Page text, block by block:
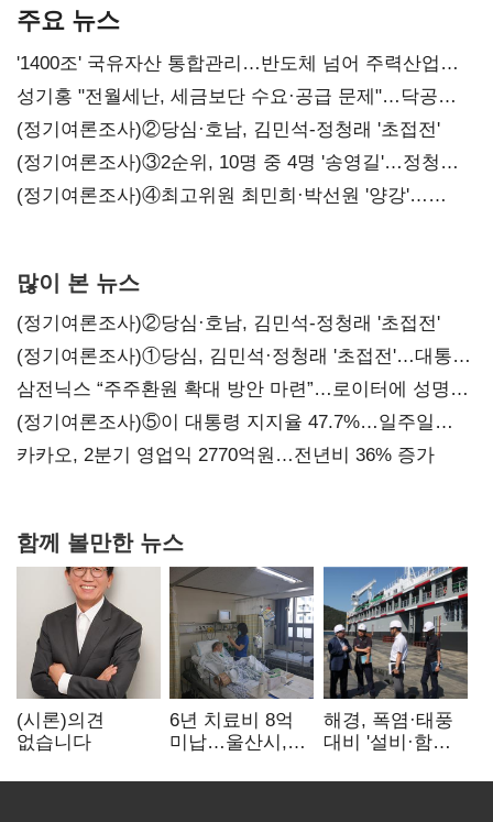
주요 뉴스
'1400조' 국유자산 통합관리…반도체 넘어 주력산업
구조혁신
성기홍 "전월세난, 세금보단 수요·공급 문제"…닥공
시사
(정기여론조사)②당심·호남, 김민석-정청래 '초접전'
(정기여론조사)③2순위, 10명 중 4명 '송영길'…정청래
'한 자릿수'
(정기여론조사)④최고위원 최민희·박선원 '양강'…
많이 본 뉴스
(정기여론조사)②당심·호남, 김민석-정청래 '초접전'
(정기여론조사)①당심, 김민석·정청래 '초접전'…대통령
지지도 '50% 아래로'(종합)
삼전닉스 “주주환원 확대 방안 마련”…로이터에 성명
보내
(정기여론조사)⑤이 대통령 지지율 47.7%…일주일
만에 다시 40%대
카카오, 2분기 영업익 2770억원…전년비 36% 증가
함께 볼만한 뉴스
(시론)의견
없습니다
6년 치료비 8억
미납…울산시,
대응 매뉴얼
해경, 폭염·태풍
대비 '설비·함정'